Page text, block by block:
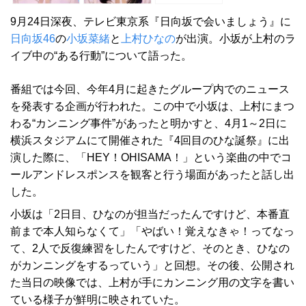
9月24日深夜、テレビ東京系『日向坂で会いましょう』に
日向坂46の小坂菜緒と 上村ひなのが出演。小坂が上村のラ
イブ中の“ある行動”について語った。
番組では今回、今年4月に起きたグループ内でのニュース
を発表する企画が行われた。この中で小坂は、上村にまつ
わる“カンニング事件”があったと明かすと、4月1～2日に
横浜スタジアムにて開催された『4回目のひな誕祭』に出
演した際に、「HEY！OHISAMA！」という楽曲の中でコ
ールアンドレスポンスを観客と行う場面があったと話し出
した。
小坂は「2日目、ひなのが担当だったんですけど、本番直
前まで本人知らなくて」「やばい！覚えなきゃ！ってなっ
て、2人で反復練習をしたんですけど、そのとき、ひなの
がカンニングをするっていう」と回想。その後、公開され
た当日の映像では、上村が手にカンニング用の文字を書い
ている様子が鮮明に映されていた。